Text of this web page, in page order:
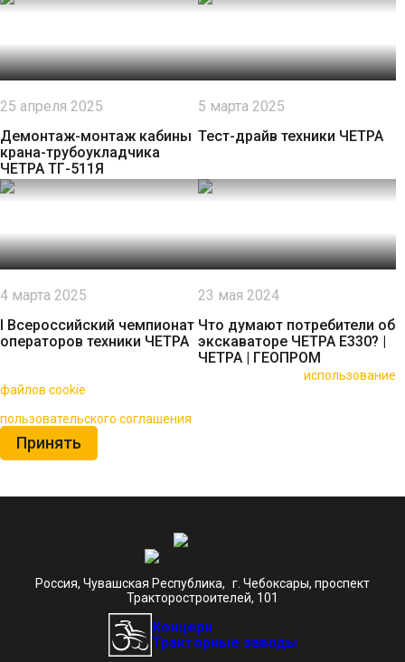
25 апреля 2025
Демонтаж-монтаж кабины
крана-трубоукладчика
ЧЕТРА ТГ-511Я
5 марта 2025
Тест-драйв техники ЧЕТРА
4 марта 2025
I Всероссийский чемпионат
операторов техники ЧЕТРА
23 мая 2024
Что думают потребители об
экскаваторе ЧЕТРА Е330? |
ЧЕТРА | ГЕОПРОМ
использование
файлов cookie
пользовательского соглашения
Принять
Россия, Чувашская Республика, г. Чебоксары, проспект
Тракторостроителей, 101
Концерн
Тракторные заводы